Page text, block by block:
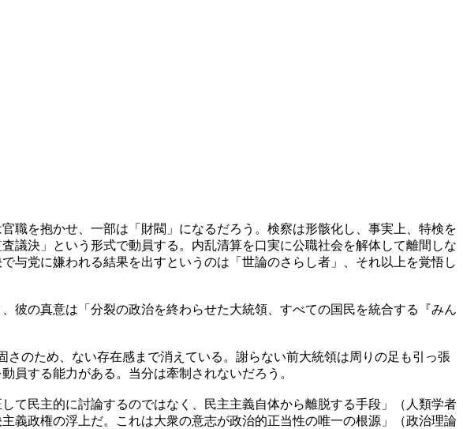
職を抱かせ、一部は「財閥」になるだろう。検察は形骸化し、事実上、特検を
議決」という形式で動員する。内乱清算を口実に公職社会を解体して離間しな
与党に嫌われる結果を出すというのは「世論のさらし者」、それ以上を覚悟し
彼の真意は「分裂の政治を終わらせた大統領、すべての国民を統合する『みん
のため、ない存在感まで消えている。謝らない前大統領は周りの足も引っ張
員する能力がある。当分は牽制されないだろう。
て民主的に討論するのではなく、民主主義自体から離脱する手段」（人類学者
義政権の浮上だ。これは大衆の意志が政治的正当性の唯一の根源」（政治理論